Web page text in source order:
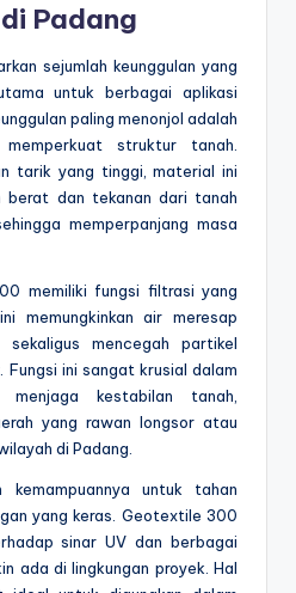
Padang
sejumlah keunggulan yang
untuk berbagai aplikasi
paling menonjol adalah
memperkuat struktur tanah.
tarik yang tinggi, material ini
berat dan tekanan dari tanah
memperpanjang masa
memiliki fungsi filtrasi yang
memungkinkan air meresap
sekaligus mencegah partikel
ini sangat krusial dalam
kestabilan tanah,
yang rawan longsor atau
di Padang.
kemampuannya untuk tahan
yang keras. Geotextile 300
sinar UV dan berbagai
ada di lingkungan proyek. Hal